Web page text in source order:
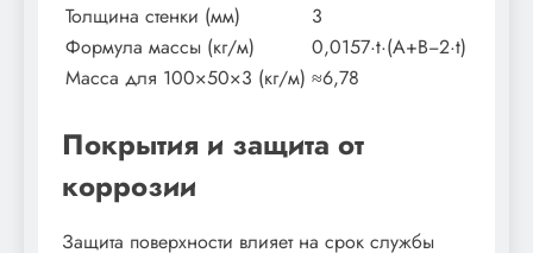
Толщина стенки (мм)
3
Формула массы (кг/м)
0,0157·t·(A+B−2·t)
Масса для 100×50×3 (кг/м) ≈6,78
Покрытия и защита от
коррозии
Защита поверхности влияет на срок службы